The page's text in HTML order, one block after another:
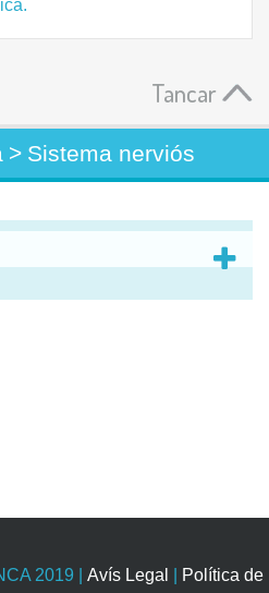
Tancar
> Sistema nerviós
2019 Avís Legal
Política de